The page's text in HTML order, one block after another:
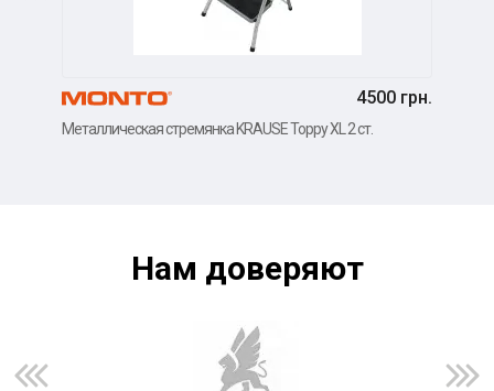
4500 грн.
Металлическая стремянка KRAUSE Toppy XL 2 ст.
Нам доверяют